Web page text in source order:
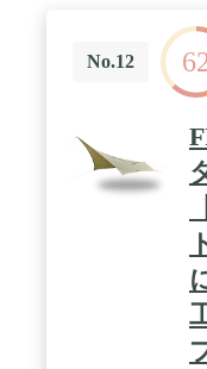
用ください。 ・
保管して下さい
温多湿も避けて
強度が落ち、破
る劣化での破れ
サンドＣ
No.12